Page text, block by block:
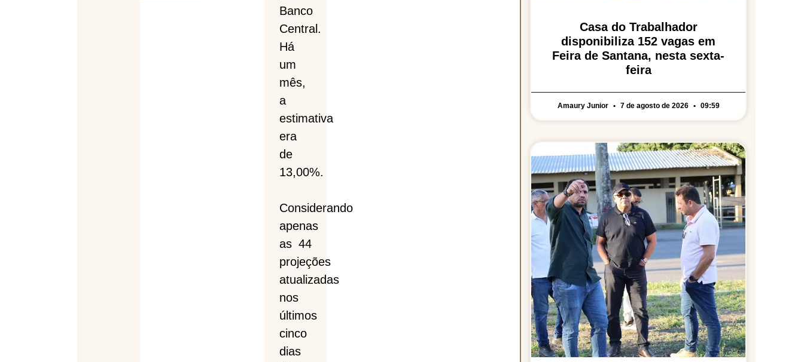
Banco
Central.
Há
um
mês,
a
estimativa
era
de
13,00%.
Considerando
apenas
as 44
projeções
atualizadas
nos
últimos
cinco
dias
Casa do Trabalhador
disponibiliza 152 vagas em
Feira de Santana, nesta sexta-
feira
Amaury Junior 7 de agosto de 2026 09:59